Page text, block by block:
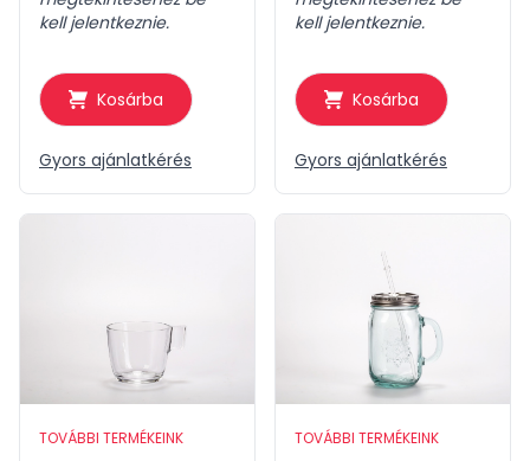
kell jelentkeznie.
Kosárba
Gyors ajánlatkérés
kell jelentkeznie.
Kosárba
Gyors ajánlatkérés
TOVÁBBI TERMÉKEINK TOVÁBBI TERMÉKEINK